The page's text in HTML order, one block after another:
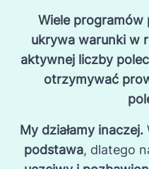
Wiele
ukrywa warunki w
aktywnej liczby
otrzymywać
My działamy inaczej.
podstawa, dlatego